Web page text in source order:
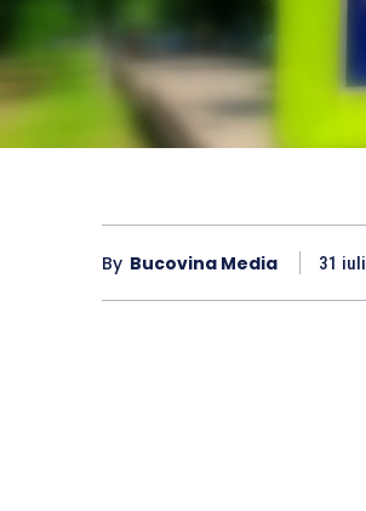
By Bucovina Media 31